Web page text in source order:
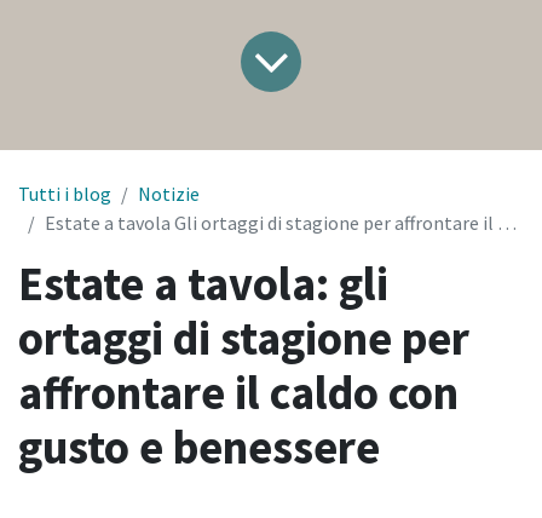
Tutti i blog
Notizie
Estate a tavola Gli ortaggi di stagione per affrontare il caldo con gusto e benessere
Estate a tavola: gli
ortaggi di stagione per
affrontare il caldo con
gusto e benessere